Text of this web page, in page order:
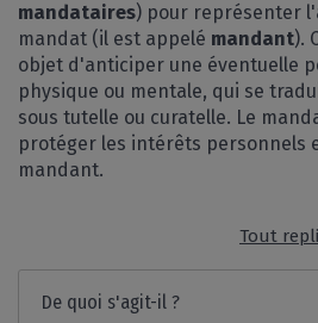
mandataires) pour représenter
mandat (il est appelé mandant).
objet d'anticiper une éventuelle
physique ou mentale, qui se
sous tutelle ou curatelle. Le
protéger les intérêts personnels
mandant.
Tout
De quoi s'agit-il ?